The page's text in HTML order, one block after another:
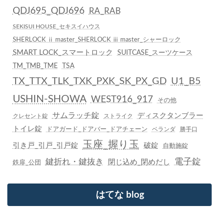
QDJ695_QDJ696 RA_RAB
SEKISUI HOUSE_セキスイハウス
SHERLOCK ⅱ master_SHERLOCK ⅲ master_シャーロック
SMART LOCK_スマートロック
SUITCASE_スーツケース
TM_TMB_TME
TSA
TX_TTX_TLK_TXK_PXK_SK_PX_GD U1_B5
USHIN-SHOWA WEST916_917 その他
クレセント錠 サムラッチ錠 ストライク
ディスクタンブラー
トイレ錠
ドアガード_ドアバー_ドアチェーン ベランダ 勝手口
引き戸_引戸_引戸錠 玉座_握り玉 破錠 自動施錠
鉄扉_公団 鍵折れ・鍵抜き 閉じ込め_閉めだし 電子錠
はてな blog